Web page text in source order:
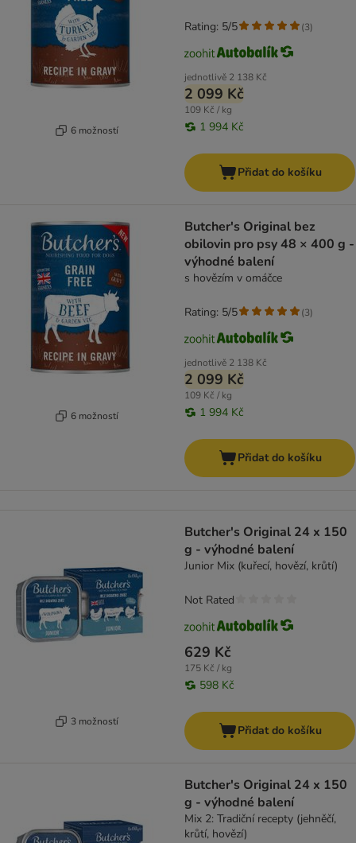
6 možností
jednotlivě 2 138 Kč
2 099 Kč
109 Kč / kg
1 994 Kč
Rating: 5/5 (3)
Přidat do košíku
6 možností
Butcher's Original bez
obilovin pro psy 48 × 400 g -
výhodné balení
s hovězím v omáčce
jednotlivě 2 138 Kč
2 099 Kč
109 Kč / kg
1 994 Kč
Rating: 5/5 (3)
Přidat do košíku
3 možností
Butcher's Original 24 x 150
g - výhodné balení
Junior Mix (kuřecí, hovězí, krůtí)
629 Kč
175 Kč / kg
598 Kč
Not Rated
Přidat do košíku
Butcher's Original 24 x 150
g - výhodné balení
Mix 2: Tradiční recepty (jehněčí,
krůtí, hovězí)